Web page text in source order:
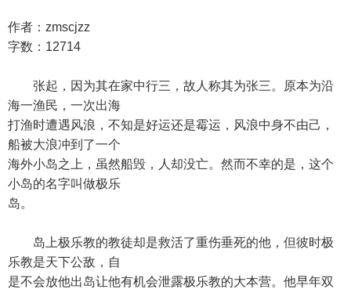
作者：zmscjzz
字数：12714
张起，因为其在家中行三，故人称其为张三。原本为沿
海一渔民，一次出海
打渔时遭遇风浪，不知是好运还是霉运，风浪中身不由己，
船被大浪冲到了一个
海外小岛之上，虽然船毁，人却没亡。然而不幸的是，这个
小岛的名字叫做极乐
岛。
岛上极乐教的教徒却是救活了重伤垂死的他，但彼时极
乐教是天下公敌，自
是不会放他出岛让他有机会泄露极乐教的大本营。他早年双